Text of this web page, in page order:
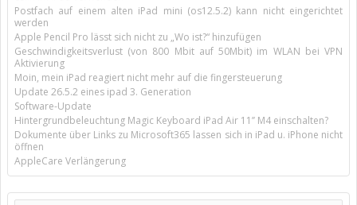
Postfach auf einem alten iPad mini (os12.5.2) kann nicht eingerichtet
werden
Apple Pencil Pro lässt sich nicht zu „Wo ist?“ hinzufügen
Geschwindigkeitsverlust (von 800 Mbit auf 50Mbit) im WLAN bei VPN
Aktivierung
Moin, mein iPad reagiert nicht mehr auf die fingersteuerung
Update 26.5.2 eines ipad 3. Generation
Software-Update
Hintergrundbeleuchtung Magic Keyboard iPad Air 11’’ M4 einschalten?
Dokumente über Links zu Microsoft365 lassen sich in iPad u. iPhone nicht
öffnen
AppleCare Verlängerung